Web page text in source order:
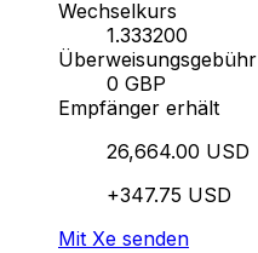
Wechselkurs
1.333200
Überweisungsgebühr
0 GBP
Empfänger erhält
26,664.00 USD
+347.75 USD
Mit Xe senden